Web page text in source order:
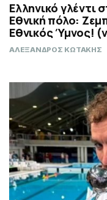
Ελληνικό γλέντι
Εθνική πόλο:
Εθνικός Ύμνος!
ΑΛΕΞΑΝΔΡΟΣ ΚΩΤΑΚΗΣ